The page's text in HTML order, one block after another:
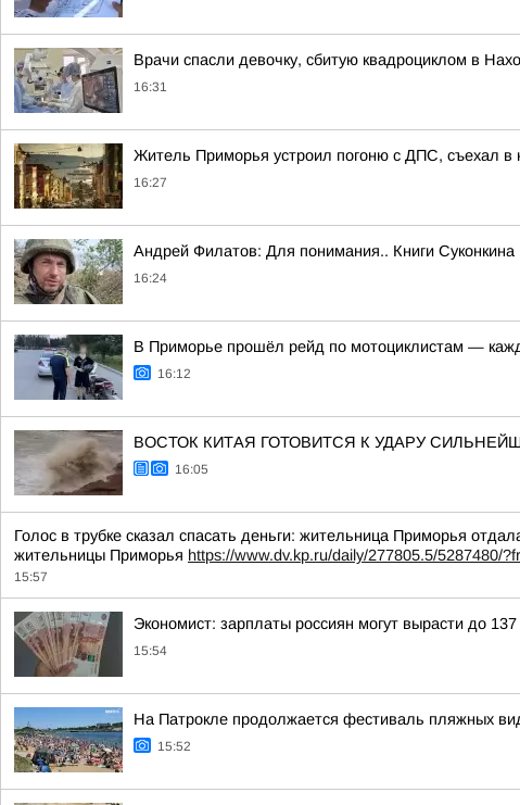
Врачи спасли девочку, сбитую квадроциклом в
16:31
Житель Приморья устроил погоню с ДПС, съехал в
16:27
Андрей Филатов: Для понимания.. Книги Суконкина
16:24
В Приморье прошёл рейд по мотоциклистам —
16:12
ВОСТОК КИТАЯ ГОТОВИТСЯ К УДАРУ
16:05
Голос в трубке сказал спасать деньги: жительница Приморья
жительницы Приморья https://www.dv.kp.ru/daily/277805.5/5287480/
15:57
Экономист: зарплаты россиян могут вырасти до
15:54
На Патрокле продолжается фестиваль пляжных
15:52